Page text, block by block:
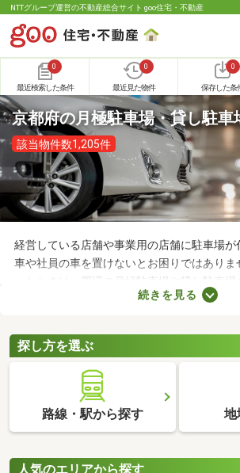
NTTグループ運営の不動産総合サイト goo住宅・不動産
0
最近検索した条件
0
最近見た物件
0
保存した条
京都府の月極駐車場・貸し駐車
該当物件数1,205件
経営している店舗や事業用の店舗に駐車場が
車や社員の車を置けないとお困りではありま
ったときは、周辺の月極駐車場や貸し駐車場
め。店舗や事務所から近い場所に駐車スペー
介するので、立地をチェックしてみましょう
続きを見る
探し方を選ぶ
路線・駅から探す 地
人気のエリアから探す